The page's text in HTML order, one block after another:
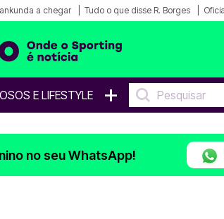
a chegar Tudo o que disse R. Borges
E LIFESTYLE +
no seu WhatsApp!